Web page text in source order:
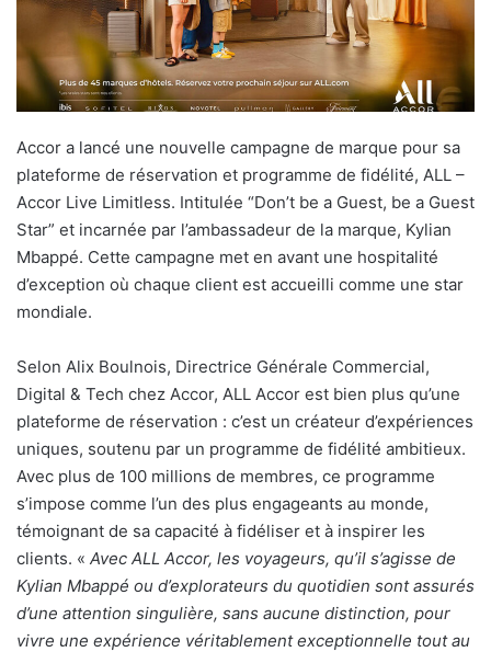
Accor a lancé une nouvelle campagne de marque pour sa
plateforme de réservation et programme de fidélité, ALL –
Accor Live Limitless. Intitulée “Don’t be a Guest, be a Guest
Star” et incarnée par l’ambassadeur de la marque, Kylian
Mbappé. Cette campagne met en avant une hospitalité
d’exception où chaque client est accueilli comme une star
mondiale.
Selon Alix Boulnois, Directrice Générale Commercial,
Digital & Tech chez Accor, ALL Accor est bien plus qu’une
plateforme de réservation : c’est un créateur d’expériences
uniques, soutenu par un programme de fidélité ambitieux.
Avec plus de 100 millions de membres, ce programme
s’impose comme l’un des plus engageants au monde,
témoignant de sa capacité à fidéliser et à inspirer les
clients. « Avec ALL Accor, les voyageurs, qu’il s’agisse de
Kylian Mbappé ou d’explorateurs du quotidien sont assurés
d’une attention singulière, sans aucune distinction, pour
vivre une expérience véritablement exceptionnelle tout au